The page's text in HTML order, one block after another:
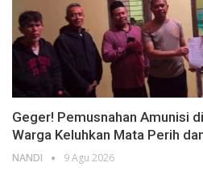
Geger! Pemusnahan Amunisi
Warga Keluhkan Mata Perih
NANDI 9 Agu 2026